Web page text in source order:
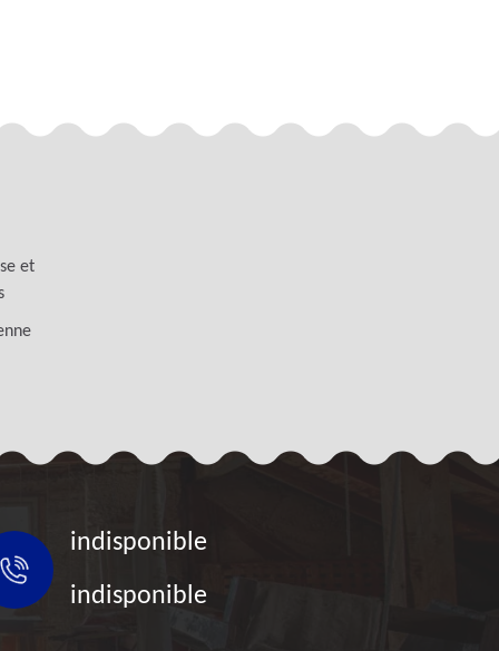
et
indisponible
indisponible